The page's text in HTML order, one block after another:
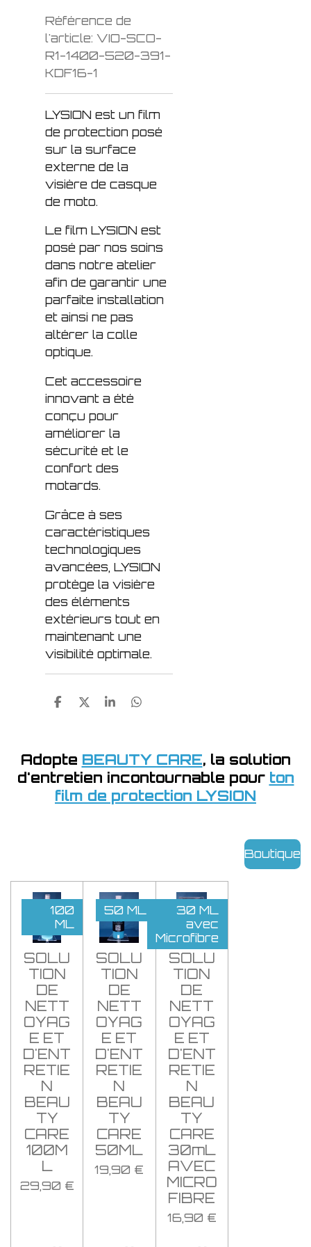
Référence de
l'article: VIO-SCO-
R1-1400-520-391-
KDF16-1
LYSION est un film
de protection posé
sur la surface
externe de la
visière de casque
de moto.
Le film LYSION est
posé par nos soins
dans notre atelier
afin de garantir une
parfaite installation
et ainsi ne pas
altérer la colle
optique.
Cet accessoire
innovant a été
conçu pour
améliorer la
sécurité et le
confort des
motards.
Grâce à ses
caractéristiques
technologiques
avancées, LYSION
protège la visière
des éléments
extérieurs tout en
maintenant une
visibilité optimale.
P
a
g
e
r
P
a
g
e
P
a
g
e
r
P
a
g
e
r
Adopte BEAUTY CARE, la solution
d'entretien incontournable pour ton
film de protection LYSION
Boutique
100
ML
SOLU
TION
DE
NETT
OYAG
E ET
D'ENT
RETIE
N
BEAU
TY
CARE
100M
L
29,90 €
50 ML
SOLU
TION
DE
NETT
OYAG
E ET
D'ENT
RETIE
N
BEAU
TY
CARE
50ML
19,90 €
30 ML
avec
Microfibre
SOLU
TION
DE
NETT
OYAG
E ET
D'ENT
RETIE
N
BEAU
TY
CARE
30mL
AVEC
MICRO
FIBRE
16,90 €